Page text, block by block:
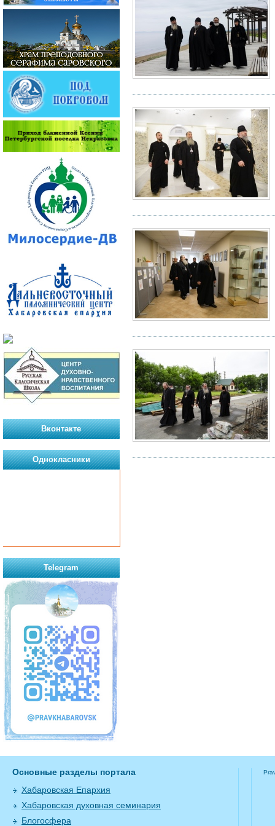
Вконтакте
Однокласники
Telegram
Основные разделы портала
Хабаровская Епархия
Хабаровская духовная семинария
Блогосфера